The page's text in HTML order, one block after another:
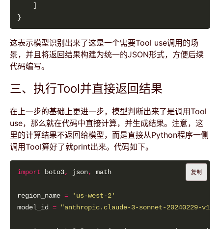
这表示模型识别出来了这是一个需要Tool use调用的场
景，并且将返回结果构建为统一的JSON形式，方便后续
代码编写。
三、执行Tool并直接返回结果
在上一步的基础上更进一步，模型判断出来了是调用Tool
use，那么就在代码中直接计算，并生成结果。注意，这
里的计算结果不返回给模型，而是直接从Python程序一侧
调用Tool算好了就print出来。代码如下。
import boto3, json,
region_name =
'us-west-2'
model_id = "anthropic.claude-3-sonnet-20240229-
复制